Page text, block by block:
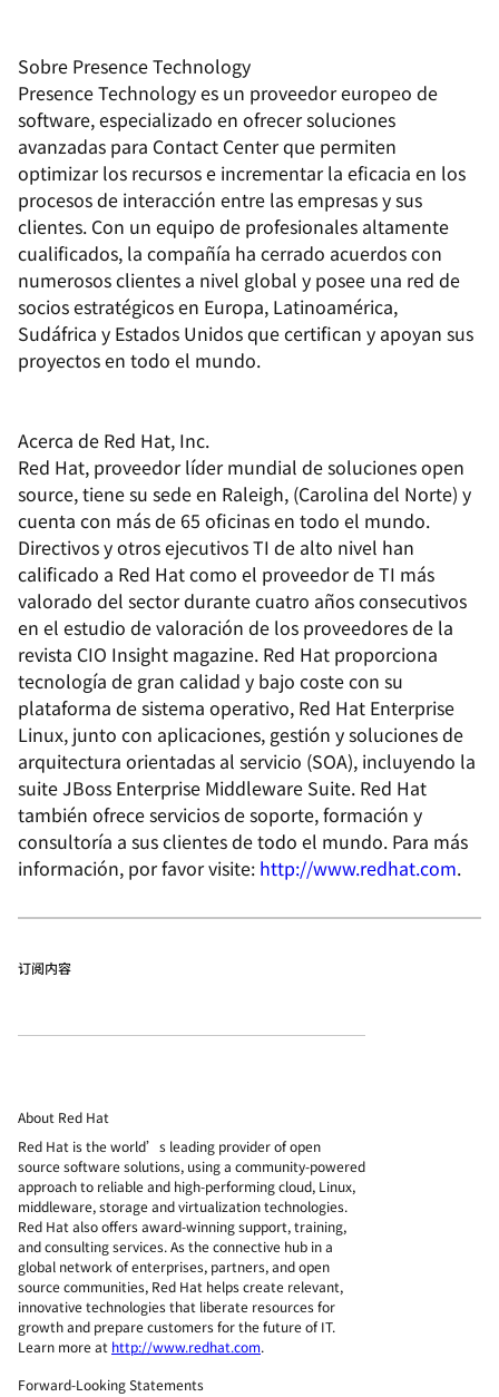
Sobre Presence Technology
Presence Technology es un proveedor europeo de
software, especializado en ofrecer soluciones
avanzadas para Contact Center que permiten
optimizar los recursos e incrementar la eficacia en los
procesos de interacción entre las empresas y sus
clientes. Con un equipo de profesionales altamente
cualificados, la compañía ha cerrado acuerdos con
numerosos clientes a nivel global y posee una red de
socios estratégicos en Europa, Latinoamérica,
Sudáfrica y Estados Unidos que certifican y apoyan sus
proyectos en todo el mundo.
Acerca de Red Hat, Inc.
Red Hat, proveedor líder mundial de soluciones open
source, tiene su sede en Raleigh, (Carolina del Norte) y
cuenta con más de 65 oficinas en todo el mundo.
Directivos y otros ejecutivos TI de alto nivel han
calificado a Red Hat como el proveedor de TI más
valorado del sector durante cuatro años consecutivos
en el estudio de valoración de los proveedores de la
revista CIO Insight magazine. Red Hat proporciona
tecnología de gran calidad y bajo coste con su
plataforma de sistema operativo, Red Hat Enterprise
Linux, junto con aplicaciones, gestión y soluciones de
arquitectura orientadas al servicio (SOA), incluyendo la
suite JBoss Enterprise Middleware Suite. Red Hat
también ofrece servicios de soporte, formación y
consultoría a sus clientes de todo el mundo. Para más
información, por favor visite: http://www.redhat.com.
订阅内容
About Red Hat
Red Hat is the world’s leading provider of open
source software solutions, using a community-powered
approach to reliable and high-performing cloud, Linux,
middleware, storage and virtualization technologies.
Red Hat also offers award-winning support, training,
and consulting services. As the connective hub in a
global network of enterprises, partners, and open
source communities, Red Hat helps create relevant,
innovative technologies that liberate resources for
growth and prepare customers for the future of IT.
Learn more at http://www.redhat.com.
Forward-Looking Statements